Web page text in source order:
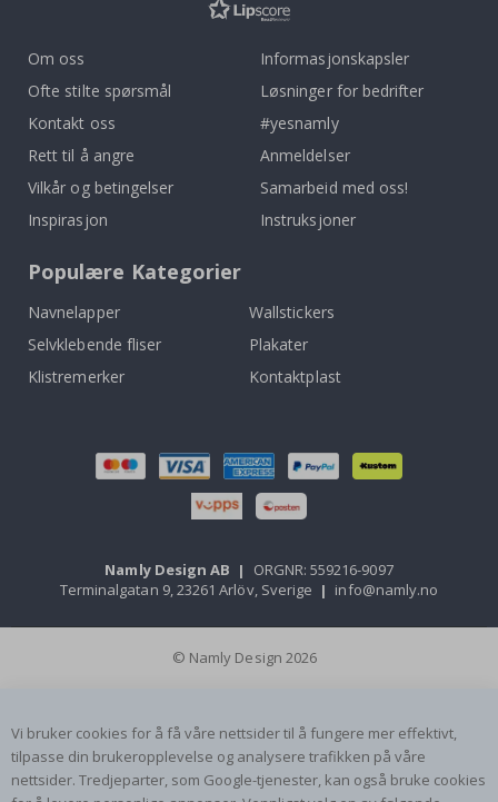
Om oss
Ofte stilte spørsmål
Kontakt oss
Rett til å angre
Vilkår og betingelser
Inspirasjon
Informasjonskapsler
Løsninger for bedrifter
#yesnamly
Anmeldelser
Samarbeid med oss!
Instruksjoner
Populære Kategorier
Navnelapper
Wallstickers
Selvklebende fliser
Plakater
Klistremerker
Kontaktplast
Namly Design AB |
ORGNR: 559216-9097
Terminalgatan 9, 23261 Arlöv, Sverige | info@namly.no
© Namly Design 2026
Vi bruker cookies for å få våre nettsider til å fungere mer effektivt,
tilpasse din brukeropplevelse og analysere trafikken på våre
nettsider. Tredjeparter, som Google-tjenester, kan også bruke cookies